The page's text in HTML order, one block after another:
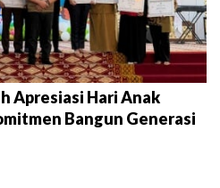
Apresiasi Hari Anak
Bangun Generasi